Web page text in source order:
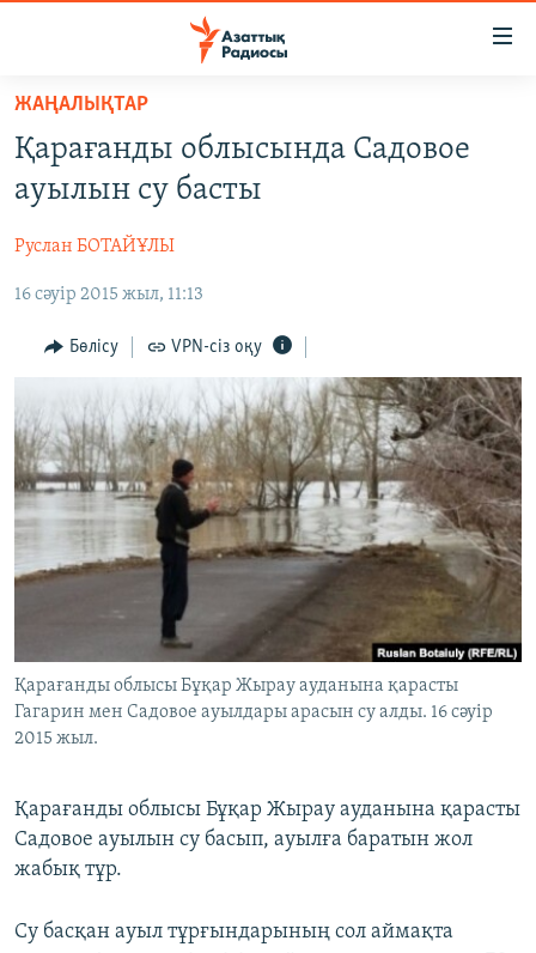
Skip
main
content
Skip
to
Navigation
САЯСАТ
AZATTYQTV
ҚАҢТАР ОҚИҒАСЫ
АДАМ ҚҰҚЫҚТАРЫ
ӘЛЕУМЕТ
АРНАЙЫ ЖОБАЛАР
Русский
ЖАЗЫЛЫҢЫЗ
Басқа тілдерде
ЖАҢАЛЫҚТАР
Қарағанды облысында Садовое
ауылын су басты
Руслан БОТАЙҰЛЫ
16 сәуір 2015 жыл, 11:13
Бөлісу VPN-сіз оқу
Қарағанды облысы Бұқар Жырау ауданына қарасты
Гагарин мен Садовое ауылдары арасын су алды. 16 сәуір
2015 жыл.
Қарағанды облысы Бұқар Жырау ауданына қарасты
Садовое ауылын су басып, ауылға баратын жол
жабық тұр.
Су басқан ауыл тұрғындарының сол аймақта